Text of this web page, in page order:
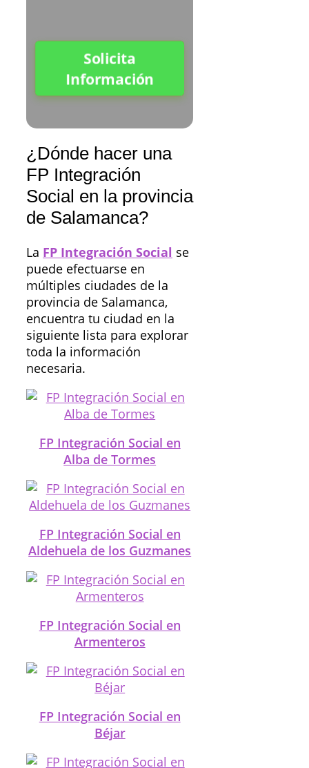
Solicita
Información
¿Dónde hacer una
FP Integración
Social en la provincia
de Salamanca?
La FP Integración Social se
puede efectuarse en
múltiples ciudades de la
provincia de Salamanca,
encuentra tu ciudad en la
siguiente lista para explorar
toda la información
necesaria.
FP Integración Social en
Alba de Tormes
FP Integración Social en
Aldehuela de los Guzmanes
FP Integración Social en
Armenteros
FP Integración Social en
Béjar